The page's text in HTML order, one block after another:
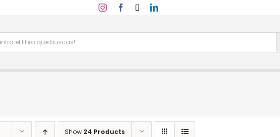
Show 24 Products